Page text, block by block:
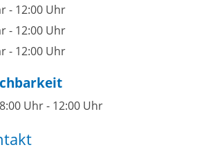
- 12:00 Uhr
- 12:00 Uhr
- 12:00 Uhr
Uhr- 12:00 Uhr